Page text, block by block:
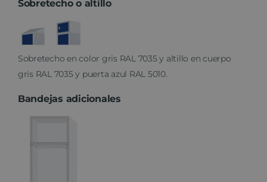
Sobretecho o altillo
Sobretecho en color gris RAL 7035 y altillo en cuerpo
gris RAL 7035 y puerta azul RAL 5010.
Bandejas adicionales